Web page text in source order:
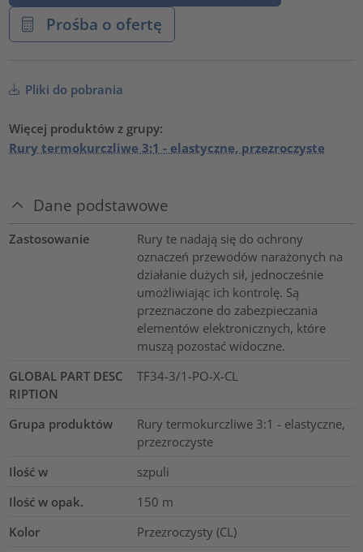
Prośba o ofertę
Pliki do pobrania
Więcej produktów z grupy:
Rury termokurczliwe 3:1 - elastyczne, przezroczyste
Dane podstawowe
Zastosowanie
Rury te nadają się do ochrony
oznaczeń przewodów narażonych na
działanie dużych sił, jednocześnie
umożliwiając ich kontrolę. Są
przeznaczone do zabezpieczania
elementów elektronicznych, które
muszą pozostać widoczne.
GLOBAL PART DESC
RIPTION
TF34-3/1-PO-X-CL
Grupa produktów
Rury termokurczliwe 3:1 - elastyczne,
przezroczyste
Ilość w
szpuli
Ilość w opak.
150 m
Kolor
Przezroczysty (CL)